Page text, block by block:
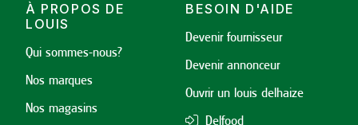
À PROPOS DE
LOUIS
Qui sommes-nous?
Nos marques
Nos magasins
BESOIN D'AIDE
Devenir fournisseur
Devenir annonceur
Ouvrir un louis delhaize
Delfood